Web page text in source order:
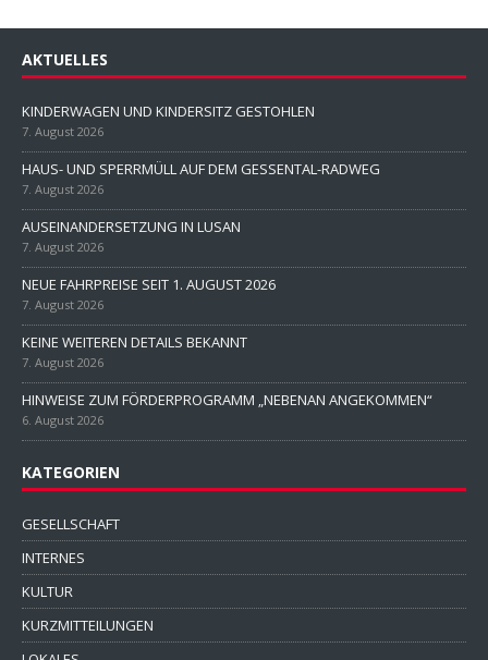
AKTUELLES
KINDERWAGEN UND KINDERSITZ GESTOHLEN
7. August 2026
HAUS- UND SPERRMÜLL AUF DEM GESSENTAL-RADWEG
7. August 2026
AUSEINANDERSETZUNG IN LUSAN
7. August 2026
NEUE FAHRPREISE SEIT 1. AUGUST 2026
7. August 2026
KEINE WEITEREN DETAILS BEKANNT
7. August 2026
HINWEISE ZUM FÖRDERPROGRAMM „NEBENAN ANGEKOMMEN“
6. August 2026
KATEGORIEN
GESELLSCHAFT
INTERNES
KULTUR
KURZMITTEILUNGEN